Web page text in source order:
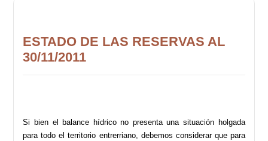
ESTADO DE LAS RESERVAS AL
30/11/2011
Si bien el balance hídrico no presenta una situación holgada
para todo el territorio entrerriano, debemos considerar que para